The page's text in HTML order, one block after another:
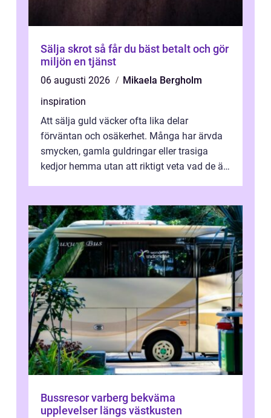
Sälja skrot så får du bäst betalt och gör
miljön en tjänst
06 augusti 2026
Mikaela Bergholm
inspiration
Att sälja guld väcker ofta lika delar
förväntan och osäkerhet. Många har ärvda
smycken, gamla guldringar eller trasiga
kedjor hemma utan att riktigt veta vad de är
Bussresor varberg bekväma
upplevelser längs västkusten